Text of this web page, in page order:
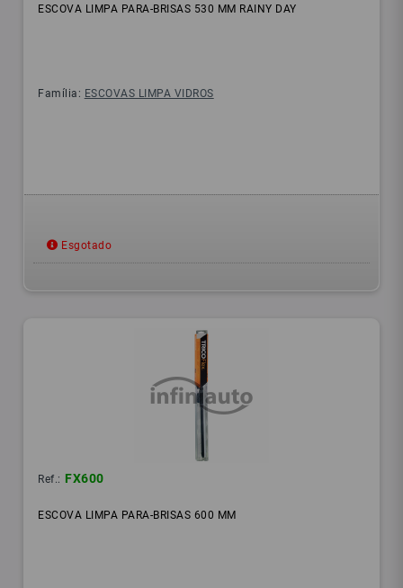
ESCOVA LIMPA PARA-BRISAS 530 MM RAINY DAY
Família: ESCOVAS LIMPA VIDROS
Esgotado
Ref.: FX600
ESCOVA LIMPA PARA-BRISAS 600 MM